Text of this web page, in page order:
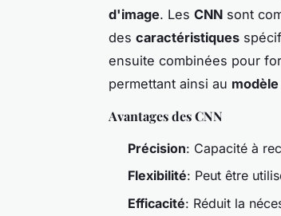
d'image. Les CNN sont
des caractéristiques
ensuite combinées pour
permettant ainsi au modèle
Avantages des CNN
Précision: Capacité à
Flexibilité: Peut être
Efficacité: Réduit la